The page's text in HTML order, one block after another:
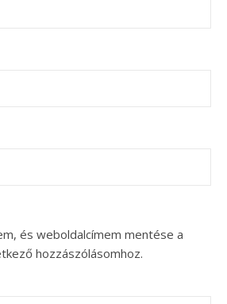
és weboldalcímem mentése a
hozzászólásomhoz.